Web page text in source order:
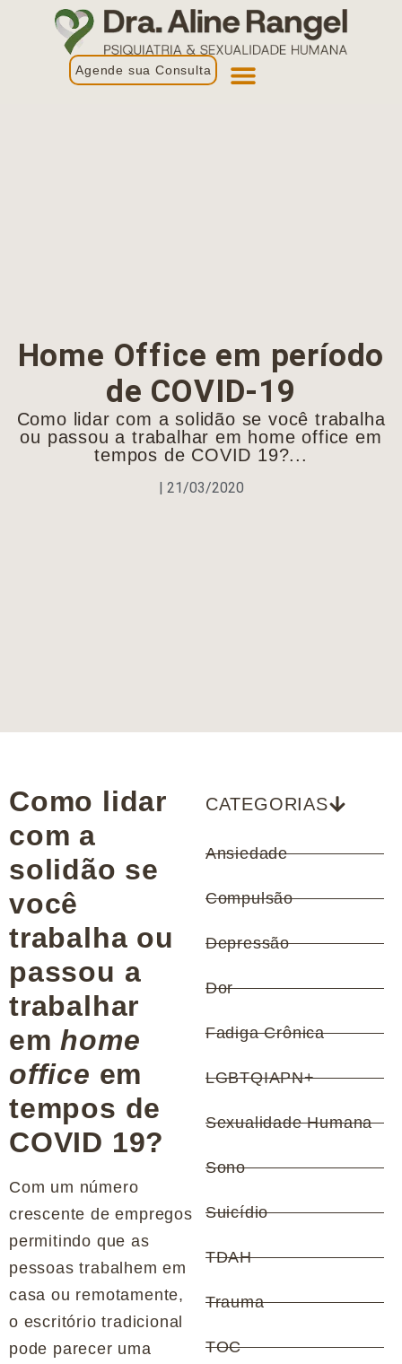
Agende sua Consulta
Home Office em período
de COVID-19
Como lidar com a solidão se você trabalha
ou passou a trabalhar em home office em
tempos de COVID 19?...
| 21/03/2020
Como lidar
com a
solidão se
você
trabalha ou
passou a
trabalhar
emhome
office em
tempos de
COVID 19?
Com um número
crescente de empregos
permitindo que as
pessoas trabalhem em
casa ou remotamente,
o escritório tradicional
pode parecer uma
CATEGORIAS
Ansiedade
Compulsão
Depressão
Dor
Fadiga Crônica
LGBTQIAPN+
Sexualidade Humana
Sono
Suicídio
TDAH
Trauma
TOC